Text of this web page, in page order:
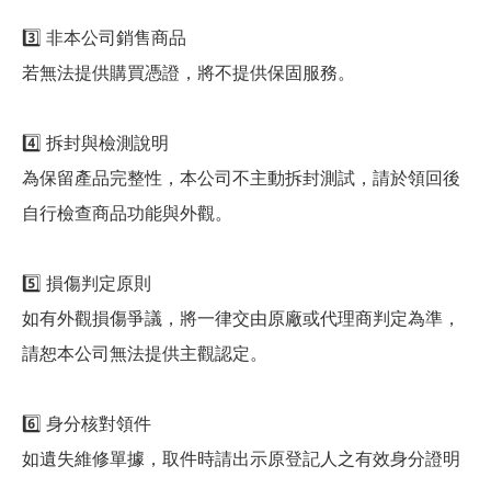
3️⃣ 非本公司銷售商品
若無法提供購買憑證，將不提供保固服務。
4️⃣ 拆封與檢測說明
為保留產品完整性，本公司不主動拆封測試，請於領回後
自行檢查商品功能與外觀。
5️⃣ 損傷判定原則
如有外觀損傷爭議，將一律交由原廠或代理商判定為準，
請恕本公司無法提供主觀認定。
6️⃣ 身分核對領件
如遺失維修單據，取件時請出示原登記人之有效身分證明